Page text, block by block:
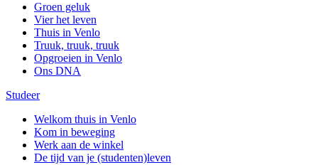
Groen geluk
Vier het leven
Thuis in Venlo
Truuk, truuk, truuk
Opgroeien in Venlo
Ons DNA
Studeer
Welkom thuis in Venlo
Kom in beweging
Werk aan de winkel
De tijd van je (studenten)leven